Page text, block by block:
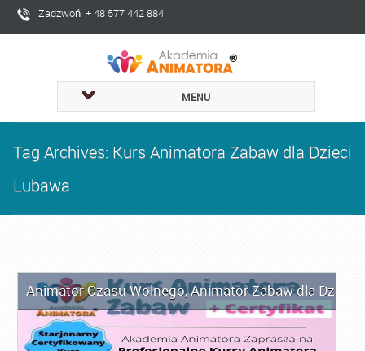
Zadzwoń + 48 577 442 884
MENU
Tag Archives: Kurs Animatora Zabaw dla Dzieci
Lubawa
Animator Czasu Wolnego,Animator Zabaw dla Dzieci